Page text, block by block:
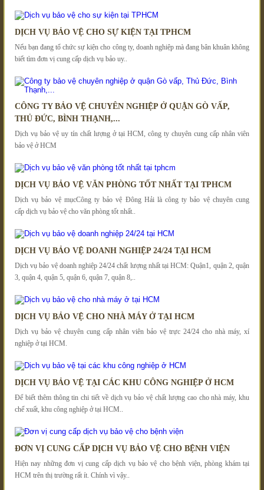
DỊCH VỤ BẢO VỆ CHO SỰ KIỆN TẠI TPHCM
Nếu bạn đang tổ chức sự kiện cho công ty, doanh nghiệp mà đang bân khuân không
biết tìm đơn vị cung cấp dịch vụ bảo uy..
CÔNG TY BẢO VỆ CHUYÊN NGHIỆP Ở QUẬN GÒ VẤP,
THỦ ĐỨC, BÌNH THẠNH,...
Dịch vụ bảo vệ uy tín chất lượng ở tại HCM, công ty chuyên cung cấp nhân viên
bảo vệ ở HCM
DỊCH VỤ BẢO VỆ VĂN PHÒNG TỐT NHẤT TẠI TPHCM
Dịch vụ bảo vệ mụcCông ty bảo vệ Đông Hải là công ty bảo vệ chuyên cung
cấp dịch vụ bảo vệ cho văn phòng tốt nhất..
DỊCH VỤ BẢO VỆ DOANH NGHIỆP 24/24 TẠI HCM
Dịch vụ bảo vệ doanh nghiệp 24/24 chất lượng nhất tại HCM: Quận1, quận 2, quận
3, quận 4, quận 5, quận 6, quận 7, quận 8,..
DỊCH VỤ BẢO VỆ CHO NHÀ MÁY Ở TẠI HCM
Dịch vụ bảo vệ chuyên cung cấp nhân viên bảo vệ trực 24/24 cho nhà máy, xí
nghiệp ở tại HCM.
DỊCH VỤ BẢO VỆ TẠI CÁC KHU CÔNG NGHIỆP Ở HCM
Để biết thêm thông tin chi tiết về dịch vụ bảo vệ chất lượng cao cho nhà máy, khu
chế xuất, khu công nghiệp ở tại HCM..
ĐƠN VỊ CUNG CẤP DỊCH VỤ BẢO VỆ CHO BỆNH VIỆN
Hiện nay những đơn vị cung cấp dịch vụ bảo vệ cho bệnh viện, phòng khám tại
HCM trên thị trường rất ít. Chính vì vậy..